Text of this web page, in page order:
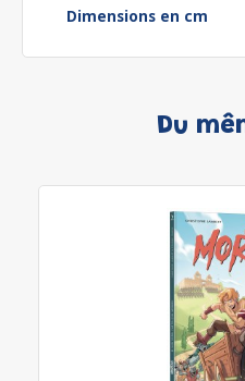
Dimensions en cm
Du